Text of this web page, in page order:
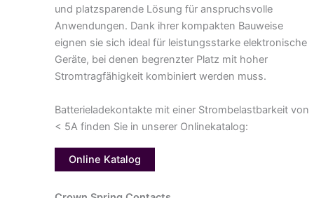
und platzsparende Lösung für anspruchsvolle
Anwendungen. Dank ihrer kompakten Bauweise
eignen sie sich ideal für leistungsstarke elektronische
Geräte, bei denen begrenzter Platz mit hoher
Stromtragfähigkeit kombiniert werden muss.
Batterieladekontakte mit einer Strombelastbarkeit von
< 5A finden Sie in unserer Onlinekatalog:
Online Katalog